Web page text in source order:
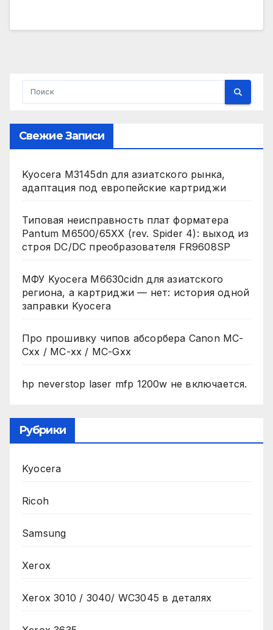
Свежие Записи
Kyocera M3145dn для азиатского рынка,
адаптация под европейские картриджи
Типовая неисправность плат форматера
Pantum M6500/65XX (rev. Spider 4): выход из
строя DC/DC преобразователя FR9608SP
МФУ Kyocera M6630cidn для азиатского
региона, а картриджи — нет: история одной
заправки Kyocera
Про прошивку чипов абсорбера Canon MC-
Cxx / MC-xx / MC-Gxx
hp neverstop laser mfp 1200w не включается.
Рубрики
Kyocera
Ricoh
Samsung
Xerox
Xerox 3010 / 3040/ WC3045 в деталях